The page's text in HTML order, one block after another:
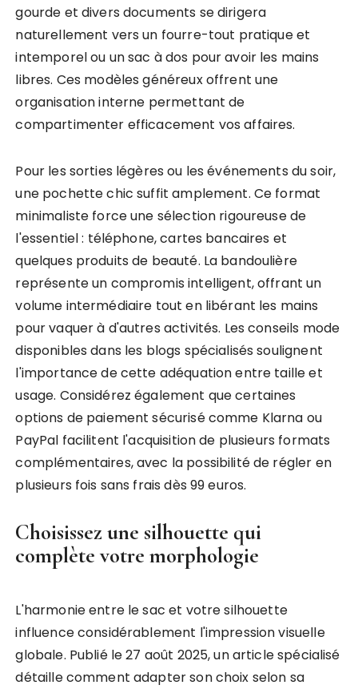
gourde et divers documents se dirigera
naturellement vers un fourre-tout pratique et
intemporel ou un sac à dos pour avoir les mains
libres. Ces modèles généreux offrent une
organisation interne permettant de
compartimenter efficacement vos affaires.
Pour les sorties légères ou les événements du soir,
une pochette chic suffit amplement. Ce format
minimaliste force une sélection rigoureuse de
l'essentiel : téléphone, cartes bancaires et
quelques produits de beauté. La bandoulière
représente un compromis intelligent, offrant un
volume intermédiaire tout en libérant les mains
pour vaquer à d'autres activités. Les conseils mode
disponibles dans les blogs spécialisés soulignent
l'importance de cette adéquation entre taille et
usage. Considérez également que certaines
options de paiement sécurisé comme Klarna ou
PayPal facilitent l'acquisition de plusieurs formats
complémentaires, avec la possibilité de régler en
plusieurs fois sans frais dès 99 euros.
Choisissez une silhouette qui
complète votre morphologie
L'harmonie entre le sac et votre silhouette
influence considérablement l'impression visuelle
globale. Publié le 27 août 2025, un article spécialisé
détaille comment adapter son choix selon sa